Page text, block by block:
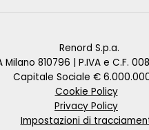
Renord S.p.a.
Milano 810796 | P.IVA e C.F.
Capitale Sociale €
Cookie Policy
Privacy Policy
Impostazioni di